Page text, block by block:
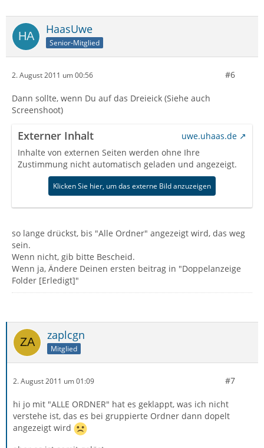
HaasUwe
Senior-Mitglied
2. August 2011 um 00:56 #6
Dann sollte, wenn Du auf das Dreieick (Siehe auch
Screenshoot)
Externer Inhalt
uwe.uhaas.de
Inhalte von externen Seiten werden ohne Ihre
Zustimmung nicht automatisch geladen und angezeigt.
Klicken Sie hier, um das externe Bild anzuzeigen
so lange drückst, bis "Alle Ordner" angezeigt wird, das weg
sein.
Wenn nicht, gib bitte Bescheid.
Wenn ja, Ändere Deinen ersten beitrag in "Doppelanzeige
Folder [Erledigt]"
zaplcgn
Mitglied
2. August 2011 um 01:09 #7
hi jo mit "ALLE ORDNER" hat es geklappt, was ich nicht
verstehe ist, das es bei gruppierte Ordner dann dopelt
angezeigt wird